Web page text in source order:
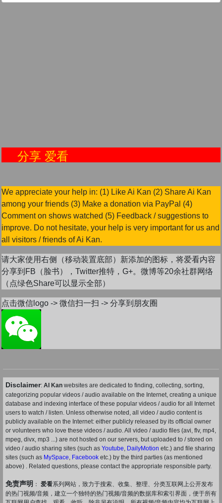
爱看
We appreciate your help in: (1) Like Ai Kan (2) Share Ai Kan
among your friends (3) Make a donation via PayPal (4)
Comment on shows watched (5) Feedback / suggestions to
improve. Do not hesitate, your help is very important for us and
all visitors / friends of Ai Kan.
请大家使用右侧（移动装置底部）新添加的图标，将爱看内容
分享到FB（脸书），Twitter推特，G+。微博等20余社群网络
（点绿色Share可以显示全部）
点击微信logo -> 微信扫一扫 -> 分享到朋友圈
Disclaimer: AI Kan websites are dedicated to finding, collecting, sorting,
categorizing popular videos / audio available on the Internet, creating a unique
database and indexing interface of these popular videos / audio for all Internet
users to watch / listen. Unless otherwise noted, all video / audio content is
publicly available on the Internet: either publicly released by its official owner
or volunteers who love these videos / audio. All video / audio files (avi, flv, mp4,
mpeg, divx, mp3 ...) are not hosted on our servers, but uploaded to / stored on
video / audio sharing sites (such as Youtube DailyMotion etc.) and file sharing
sites (such as MySpace Facebook etc.) by the third parties (as mentioned
above) . Related questions, please contact the appropriate responsible party.
免责声明 ： 爱看系列网站，致力于搜索、收集、整理、分类互联网上公开发布
的热门视频/音频，建立一个独特的热门视频/音频的数据库和索引界面，便于所有